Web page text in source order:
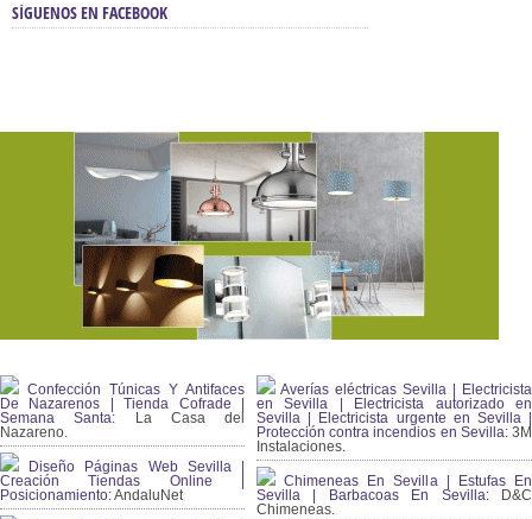
SÍGUENOS EN FACEBOOK
Confección Túnicas Y Antifaces
De Nazarenos | Tienda Cofrade |
Semana Santa: La Casa del
Nazareno.
Diseño Páginas Web Sevilla |
Creación Tiendas Online |
Posicionamiento:AndaluNet
Averías eléctricas Sevilla | Electricista
en Sevilla | Electricista autorizado en
Sevilla | Electricista urgente en Sevilla |
Protección contra incendios en Sevilla:3M
Instalaciones.
Chimeneas En Sevilla | Estufas En
Sevilla | Barbacoas En Sevilla:D&C
Chimeneas.